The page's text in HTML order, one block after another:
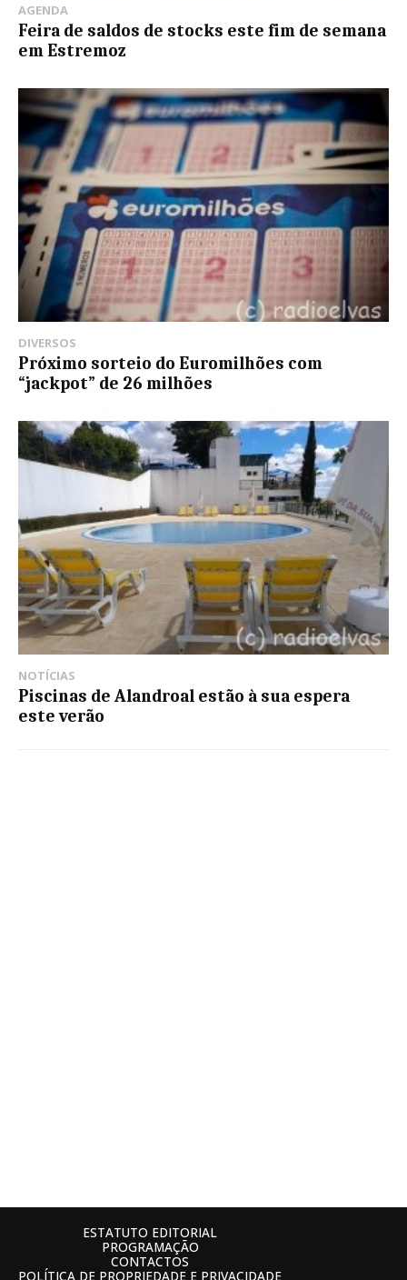
AGENDA
Feira de saldos de stocks este fim de semana
em Estremoz
DIVERSOS
Próximo sorteio do Euromilhões com
“jackpot” de 26 milhões
NOTÍCIAS
Piscinas de Alandroal estão à sua espera
este verão
ESTATUTO EDITORIAL
PROGRAMAÇÃO
CONTACTOS
POLÍTICA DE PROPRIEDADE E PRIVACIDADE